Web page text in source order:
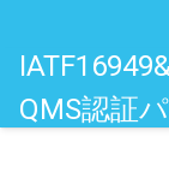
QMS認証